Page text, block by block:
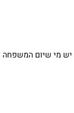
יש מי שיום המשפחה